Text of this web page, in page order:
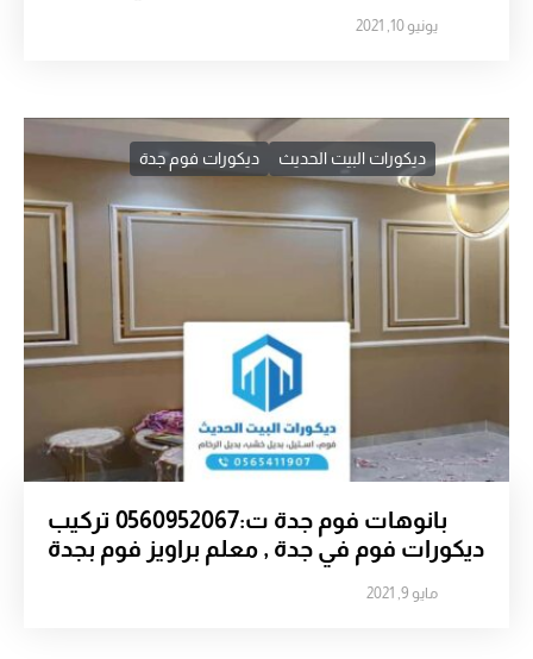
يونيو 10, 2021
ديكورات البيت الحديث ديكورات فوم جدة
بانوهات فوم جدة ت:0560952067 تركيب
ديكورات فوم في جدة , معلم براويز فوم بجدة
مايو 9, 2021